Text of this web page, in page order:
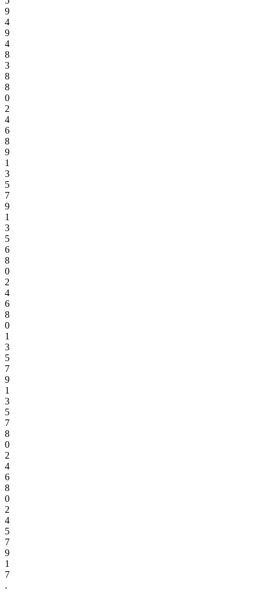
9
4
9
4
8
3
8
8
0
2
4
6
8
9
1
3
5
7
9
1
3
5
6
8
0
2
4
6
8
0
1
3
5
7
9
1
3
5
7
8
0
2
4
6
8
0
2
4
5
7
9
1
7
.